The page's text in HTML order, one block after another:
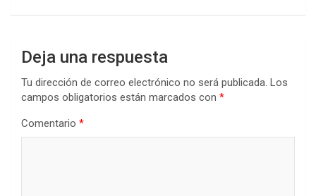
Deja una respuesta
Tu dirección de correo electrónico no será publicada. Los
campos obligatorios están marcados con *
Comentario *